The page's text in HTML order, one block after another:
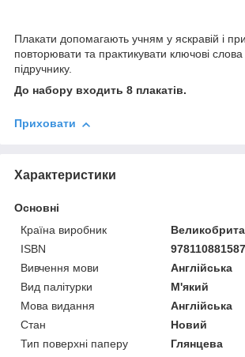
Плакати допомагають учням у яскравій і
повторювати та практикувати ключові слова
підручнику.
До набору входить 8 плакатів.
Приховати
Характеристики
Основні
Країна виробник
ISBN
Вивчення мови
Англійська
Вид палітурки
М'який
Мова видання
Англійська
Стан
Новий
Тип поверхні паперу
Глянцева